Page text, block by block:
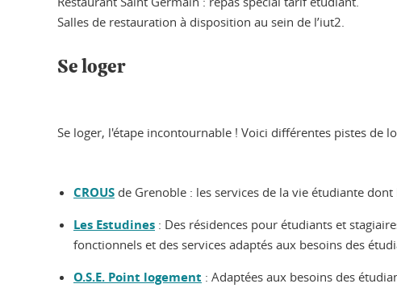
Salles de restauration à disposition au sein de l’iut2.
Se loger
Se loger, l'étape incontournable ! Voici différentes pistes de
CROUS de Grenoble : les services de la vie étudiante dont
Les Estudines : Des résidences pour étudiants et
fonctionnels et des services adaptés aux besoins des
O.S.E. Point logement : Adaptées aux besoins des